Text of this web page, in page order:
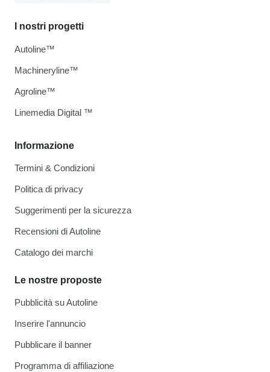
Informazione
Termini & Condizioni
Politica di privacy
Suggerimenti per la sicurezza
Recensioni di Autoline
Catalogo dei marchi
Le nostre proposte
Pubblicità su Autoline
Inserire l'annuncio
Pubblicare il banner
Programma di affiliazione
I nostri progetti
Autoline™
Machineryline™
Agroline™
Linemedia Digital ™